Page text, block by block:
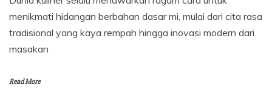
menikmati hidangan berbahan dasar mi, mulai dari cita rasa
tradisional yang kaya rempah hingga inovasi modern dari
masakan
Read More